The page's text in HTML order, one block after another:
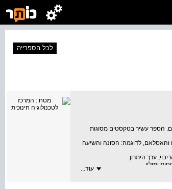
לכל הספרייה
הספר עשיר בטקסטים מסוגות
והאסלאם, לדוגמה: הסונה והשיעה
ערך היתרון.
ומילון.
עוד...